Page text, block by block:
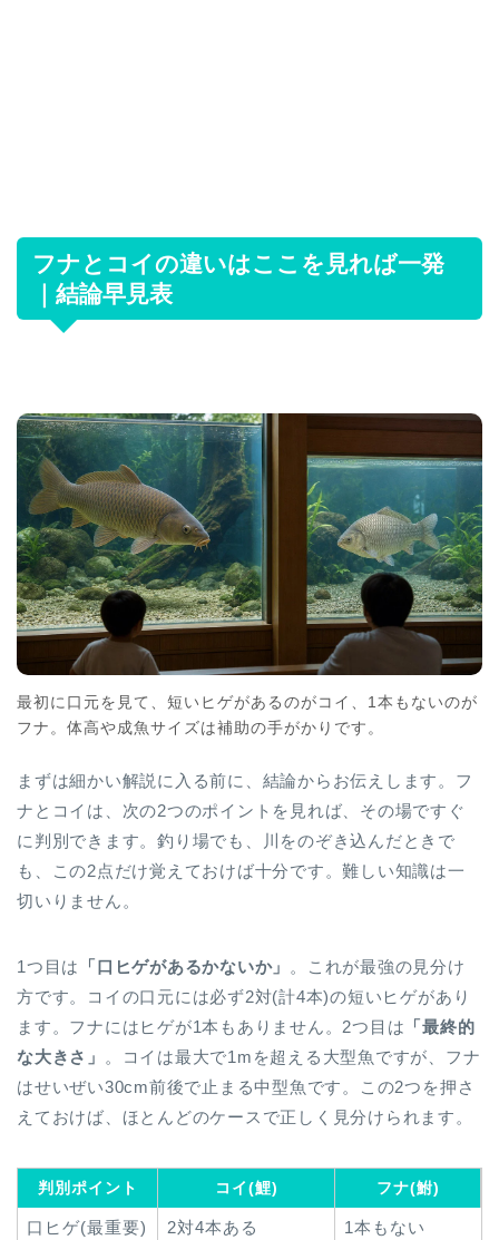
フナとコイの違いはここを見れば一発
｜結論早見表
最初に口元を見て、短いヒゲがあるのがコイ、1本もないのが
フナ。体高や成魚サイズは補助の手がかりです。
まずは細かい解説に入る前に、結論からお伝えします。フ
ナとコイは、次の2つのポイントを見れば、その場ですぐ
に判別できます。釣り場でも、川をのぞき込んだときで
も、この2点だけ覚えておけば十分です。難しい知識は一
切いりません。
1つ目は 「口ヒゲがあるかないか」
。これが最強の見分け
方です。コイの口元には必ず2対(計4本)の短いヒゲがあり
ます。フナにはヒゲが1本もありません。2つ目は 「最終的
な大きさ」
。コイは最大で1mを超える大型魚ですが、フナ
はせいぜい30cm前後で止まる中型魚です。この2つを押さ
えておけば、ほとんどのケースで正しく見分けられます。
判別ポイント コイ(鯉) フナ(鮒)
口ヒゲ(最重要) 2対4本ある 1本もない